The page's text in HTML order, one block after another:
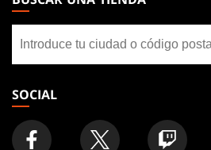
GATHERING
FOOTER
una
tienda
SOCIAL